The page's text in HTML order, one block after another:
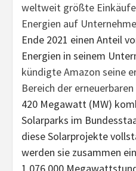
weltweit größte
Energien auf
Ende 2021 einen Anteil
Energien in seinem
kündigte Amazon seine
Bereich der
420 Megawatt (MW)
Solarparks im
diese Solarprojekte
werden sie zusammen